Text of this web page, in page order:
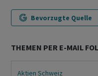
Bevorzugte Quelle
THEMEN PER E-MAIL
Aktien Schweiz